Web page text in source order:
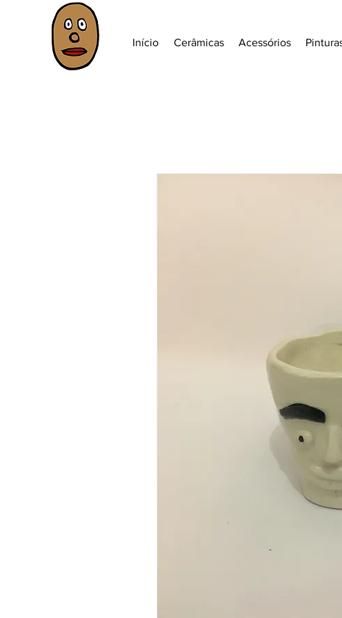
Início Cerâmicas Acessórios